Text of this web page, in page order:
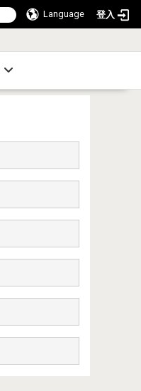
Language 登入